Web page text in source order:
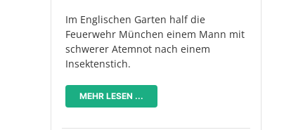
Im Englischen Garten half die
Feuerwehr München einem Mann mit
schwerer Atemnot nach einem
Insektenstich.
MEHR LESEN ...